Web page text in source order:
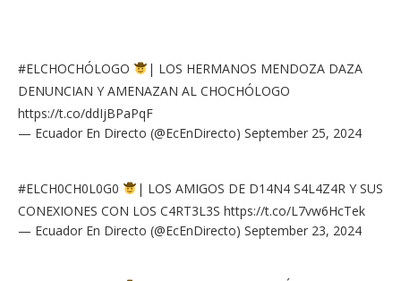
#ELCHOCHÓLOGO
| LOS HERMANOS MENDOZA DAZA
DENUNCIAN Y AMENAZAN AL CHOCHÓLOGO
https://t.co/ddIjBPaPqF
— Ecuador En Directo (@EcEnDirecto) September 25, 2024
#ELCH0CH0L0G0
| LOS AMIGOS DE D14N4 S4L4Z4R Y SUS
CONEXIONES CON LOS C4RT3L3S https://t.co/L7vw6HcTek
— Ecuador En Directo (@EcEnDirecto) September 23, 2024